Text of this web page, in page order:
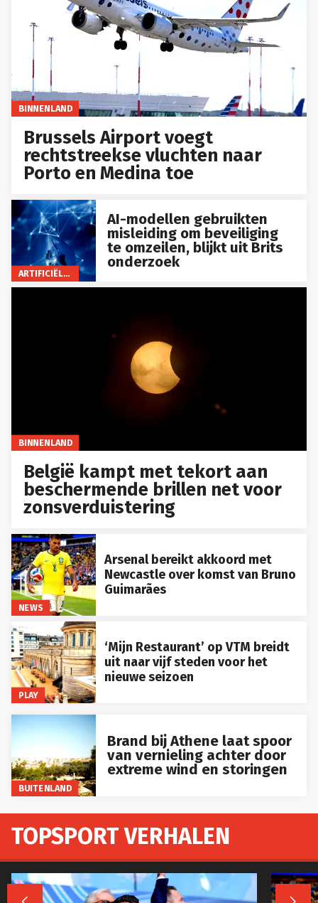
BINNENLAND
Brussels Airport voegt
rechtstreekse vluchten naar
Porto en Medina toe
ARTIFICIËLE INTELLIGENTIE
AI-modellen gebruikten
misleiding om beveiliging
te omzeilen, blijkt uit Brits
onderzoek
BINNENLAND
België kampt met tekort aan
beschermende brillen net voor
zonsverduistering
NEWS
Arsenal bereikt akkoord met
Newcastle over komst van Bruno
Guimarães
PLAY
‘Mijn Restaurant’ op VTM breidt
uit naar vijf steden voor het
nieuwe seizoen
BUITENLAND
Brand bij Athene laat spoor
van vernieling achter door
extreme wind en storingen
TOPSPORT VERHALEN
 